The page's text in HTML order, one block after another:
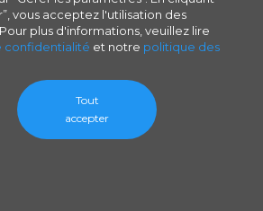
vous acceptez l'utilisation des
plus d'informations, veuillez lire
confidentialité et notre politique des
Tout
accepter